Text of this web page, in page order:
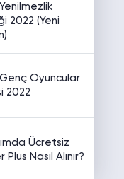
2022 (Yeni
Oyuncular
2022
Ücretsiz
Plus Nasıl Alınır?